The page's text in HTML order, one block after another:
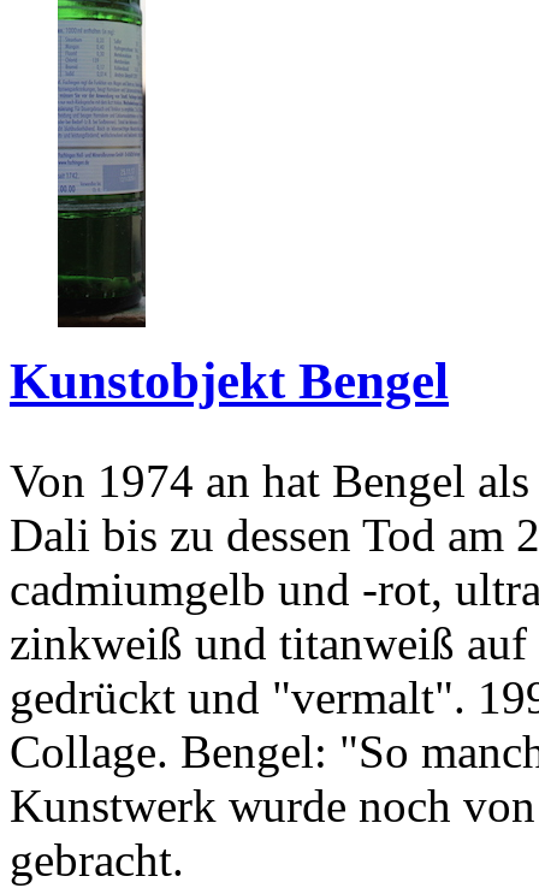
Kunstobjekt Bengel
Von 1974 an hat Bengel
Dali bis zu dessen Tod am
cadmiumgelb und -rot,
zinkweiß und titanweiß
gedrückt und "vermalt".
Collage. Bengel: "So
Kunstwerk wurde noch
gebracht.